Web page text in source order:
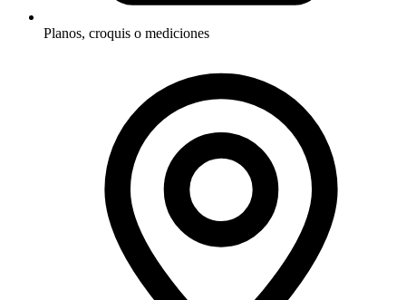
Planos, croquis o mediciones